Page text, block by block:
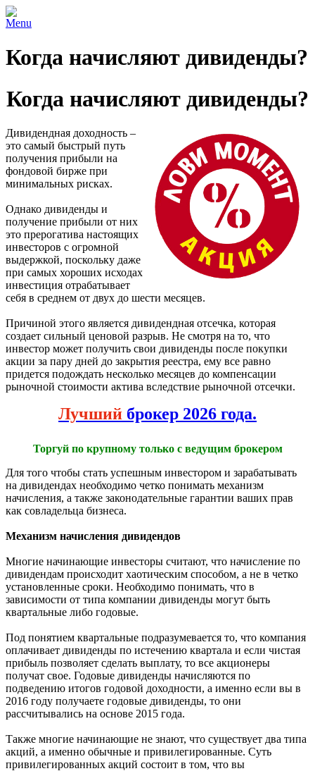
Menu
Когда начисляют дивиденды?
Когда начисляют дивиденды?
Дивидендная доходность –
это самый быстрый путь
получения прибыли на
фондовой бирже при
минимальных рисках.
Однако дивиденды и
получение прибыли от них
это прерогатива настоящих
инвесторов с огромной
выдержкой, поскольку даже
при самых хороших исходах
инвестиция отрабатывает
себя в среднем от двух до шести месяцев.
Причиной этого является дивидендная отсечка, которая
создает сильный ценовой разрыв. Не смотря на то, что
инвестор может получить свои дивиденды после покупки
акции за пару дней до закрытия реестра, ему все равно
придется подождать несколько месяцев до компенсации
рыночной стоимости актива вследствие рыночной отсечки.
Лучший брокер 2026 года.
Торгуй по крупному только с ведущим брокером
Для того чтобы стать успешным инвестором и зарабатывать
на дивидендах необходимо четко понимать механизм
начисления, а также законодательные гарантии ваших прав
как совладельца бизнеса.
Механизм начисления дивидендов
Многие начинающие инвесторы считают, что начисление по
дивидендам происходит хаотическим способом, а не в четко
установленные сроки. Необходимо понимать, что в
зависимости от типа компании дивиденды могут быть
квартальные либо годовые.
Под понятием квартальные подразумевается то, что компания
оплачивает дивиденды по истечению квартала и если чистая
прибыль позволяет сделать выплату, то все акционеры
получат свое. Годовые дивиденды начисляются по
подведению итогов годовой доходности, а именно если вы в
2016 году получаете годовые дивиденды, то они
рассчитывались на основе 2015 года.
Также многие начинающие не знают, что существует два типа
акций, а именно обычные и привилегированные. Суть
привилегированных акций состоит в том, что вы